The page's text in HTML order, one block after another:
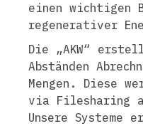
einen wichtigen
regenerativer
Die „AKW“
Abständen
Mengen. Diese
via Filesharing
Unsere Systeme